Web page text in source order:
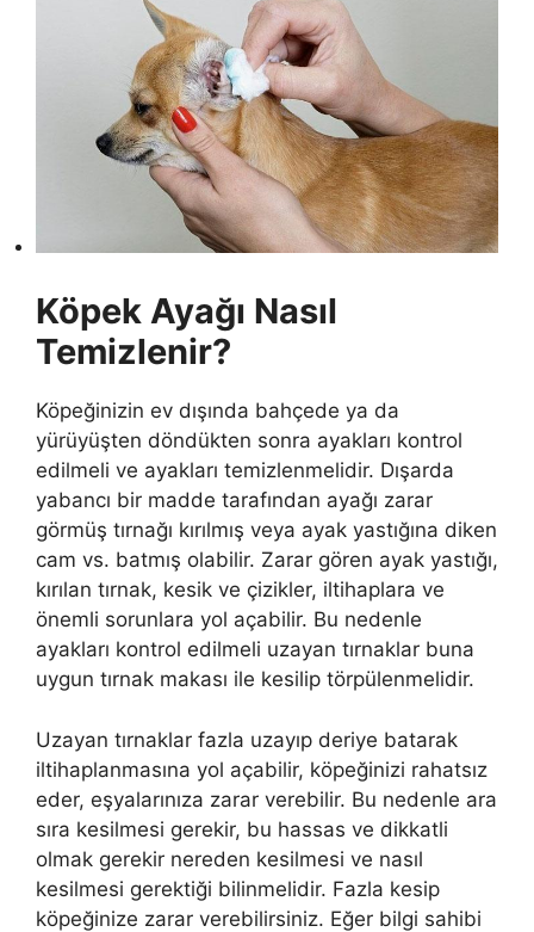
Köpek Ayağı Nasıl
Temizlenir?
Köpeğinizin ev dışında bahçede ya da
yürüyüşten döndükten sonra ayakları kontrol
edilmeli ve ayakları temizlenmelidir. Dışarda
yabancı bir madde tarafından ayağı zarar
görmüş tırnağı kırılmış veya ayak yastığına diken
cam vs. batmış olabilir. Zarar gören ayak yastığı,
kırılan tırnak, kesik ve çizikler, iltihaplara ve
önemli sorunlara yol açabilir. Bu nedenle
ayakları kontrol edilmeli uzayan tırnaklar buna
uygun tırnak makası ile kesilip törpülenmelidir.
Uzayan tırnaklar fazla uzayıp deriye batarak
iltihaplanmasına yol açabilir, köpeğinizi rahatsız
eder, eşyalarınıza zarar verebilir. Bu nedenle ara
sıra kesilmesi gerekir, bu hassas ve dikkatli
olmak gerekir nereden kesilmesi ve nasıl
kesilmesi gerektiği bilinmelidir. Fazla kesip
köpeğinize zarar verebilirsiniz. Eğer bilgi sahibi